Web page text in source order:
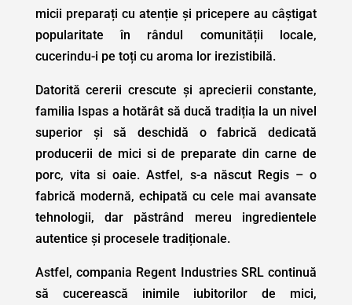
micii preparați cu atenție și pricepere au câștigat
popularitate în rândul comunității locale,
cucerindu-i pe toți cu aroma lor irezistibilă.
Datorită cererii crescute și aprecierii constante,
familia Ispas a hotărât să ducă tradiția la un nivel
superior și să deschidă o fabrică dedicată
producerii de mici si de preparate din carne de
porc, vita si oaie. Astfel, s-a născut Regis – o
fabrică modernă, echipată cu cele mai avansate
tehnologii, dar păstrând mereu ingredientele
autentice și procesele tradiționale.
Astfel, compania Regent Industries SRL continuă
să cucerească inimile iubitorilor de mici,